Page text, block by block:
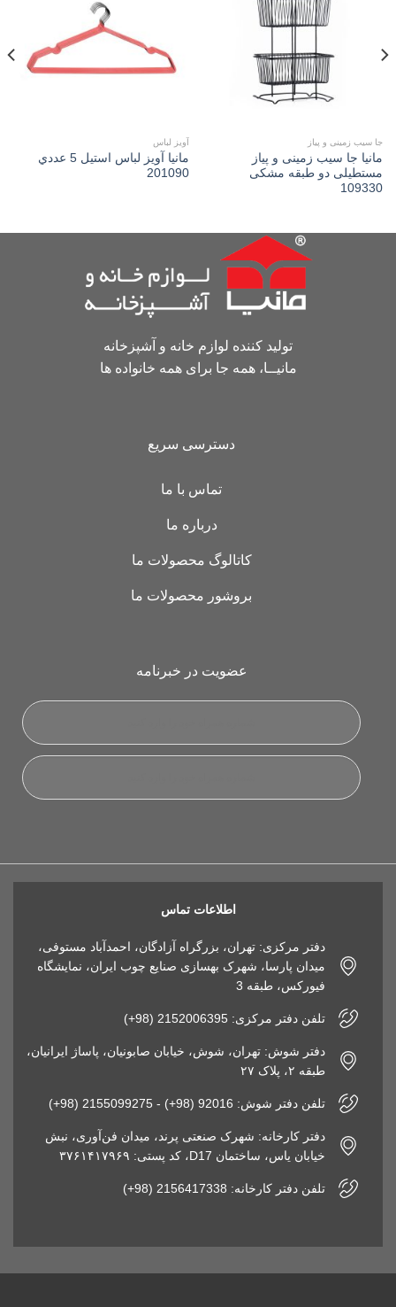
جا سیب زمینی و پیاز
مانیا جا سیب زمینی و پیاز
مستطیلی دو طبقه مشکی
109330
آویز لباس
مانیا آويز لباس استیل 5 عددي
201090
تولید کننده لوازم خانه و آشپزخانه
مانیــا، همه جا برای همه خانواده ها
دسترسی سریع
تماس با ما
درباره ما
کاتالوگ محصولات ما
بروشور محصولات ما
عضویت در خبرنامه
اطلاعات تماس
دفتر مرکزی: تهران، بزرگراه آزادگان، احمدآباد مستوفی،
میدان پارسا، شهرک بهسازی صنایع چوب ایران، نمایشگاه
فیورکس، طبقه 3
تلفن دفتر مرکزی: 2152006395 (98+)
دفتر شوش: تهران، شوش، خیابان صابونیان، پاساژ ایرانیان،
طبقه ۲، پلاک ۲۷
تلفن دفتر شوش: 92016 (98+) - 2155099275 (98+)
دفتر کارخانه: شهرک صنعتی پرند، میدان فن‌آوری، نبش
خیابان یاس، ساختمان D17، کد پستی: ۳۷۶۱۴۱۷۹۶۹
تلفن دفتر کارخانه: 2156417338 (98+)